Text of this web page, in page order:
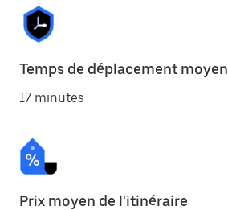
Temps de déplacement moyen
17 minutes
Prix moyen de l'itinéraire